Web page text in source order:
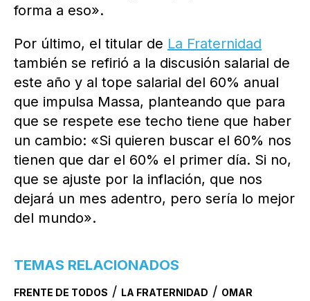
forma a eso».
Por último, el titular de La Fraternidad
también se refirió a la discusión salarial de
este año y al tope salarial del 60% anual
que impulsa Massa, planteando que para
que se respete ese techo tiene que haber
un cambio: «Si quieren buscar el 60% nos
tienen que dar el 60% el primer día. Si no,
que se ajuste por la inflación, que nos
dejará un mes adentro, pero sería lo mejor
del mundo».
TEMAS RELACIONADOS
FRENTE DE TODOS / LA FRATERNIDAD / OMAR